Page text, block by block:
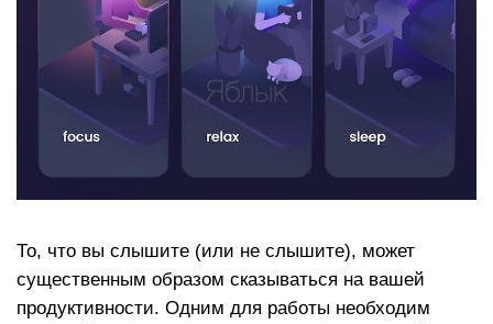
То, что вы слышите (или не слышите), может
существенным образом сказываться на вашей
продуктивности. Одним для работы необходим